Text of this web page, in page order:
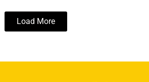
Load More